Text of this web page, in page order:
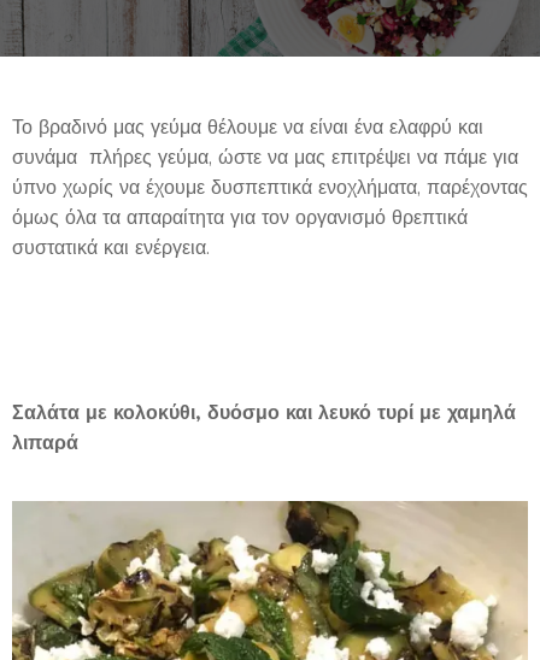
Το βραδινό μας γεύμα θέλουμε να είναι ένα ελαφρύ και
συνάμα πλήρες γεύμα, ώστε να μας επιτρέψει να πάμε για
ύπνο χωρίς να έχουμε δυσπεπτικά ενοχλήματα, παρέχοντας
όμως όλα τα απαραίτητα για τον οργανισμό θρεπτικά
συστατικά και ενέργεια.
Σαλάτα με κολοκύθι, δυόσμο και λευκό τυρί με χαμηλά
λιπαρά